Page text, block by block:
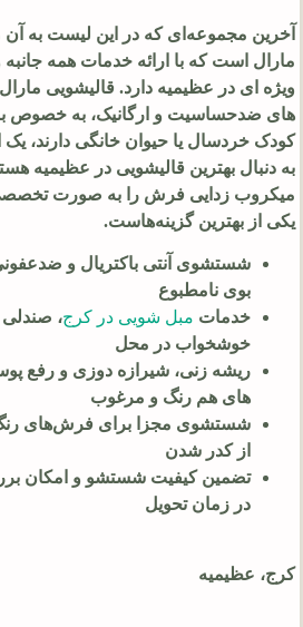
آخرین مجموعه‌ای که در این لیست به آن
مارال است که با ارائه خدمات همه‌ جانبه
ویژه‌ ای در عظیمیه دارد. قالیشویی
های ضدحساسیت و ارگانیک، به خصوص
کودک خردسال یا حیوان خانگی دارند، یک
به دنبال بهترین قالیشویی در عظیمیه
میکروب‌ زدایی فرش را به صورت تخصصی
یکی از بهترین گزینه‌هاست.
شستشوی آنتی‌ باکتریال و
بوی نامطبوع
خدمات مبل شویی در کرج،
خوشخواب در محل
ریشه‌ زنی، شیرازه دوزی و رفع
های هم‌ رنگ و مرغوب
شستشوی مجزا برای فرش‌های
از کدر شدن
تضمین کیفیت شستشو و امکان
در زمان تحویل
کرج، عظیمیه